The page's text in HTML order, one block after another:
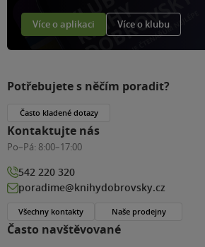
Více o aplikaci Více o klubu
Často navštěvované
Potřebujete s něčím poradit?
Často kladené dotazy
Kontaktujte nás
Po–Pá: 8:00–17:00
542 220 320
poradime@knihydobrovsky.cz
Všechny kontakty Naše prodejny